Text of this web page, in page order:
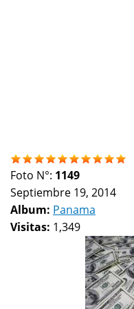
Foto N°: 1149
Septiembre 19, 2014
Album: Panama
Visitas: 1,349